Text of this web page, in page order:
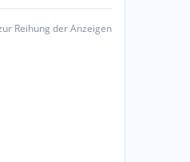
Reihung der Anzeigen